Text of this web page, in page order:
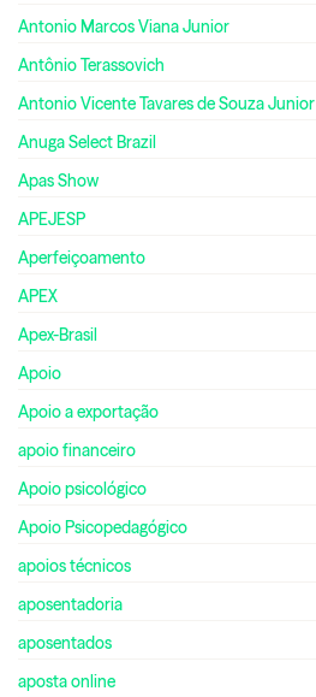
Antonio Marcos Viana Junior
Antônio Terassovich
Antonio Vicente Tavares de Souza Junior
Anuga Select Brazil
Apas Show
APEJESP
Aperfeiçoamento
APEX
Apex-Brasil
Apoio
Apoio a exportação
apoio financeiro
Apoio psicológico
Apoio Psicopedagógico
apoios técnicos
aposentadoria
aposentados
aposta online